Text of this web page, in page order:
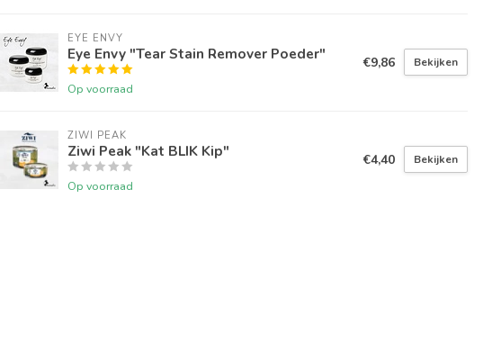
EYE ENVY
Eye Envy "Tear Stain Remover Poeder"
Op voorraad
€9,86 Bekijken
ZIWI PEAK
Ziwi Peak "Kat BLIK Kip"
Op voorraad
€4,40 Bekijken